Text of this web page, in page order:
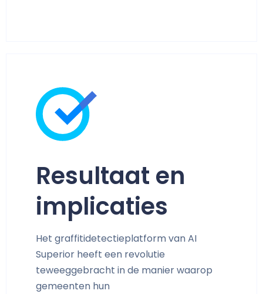
Resultaat en
implicaties
Het graffitidetectieplatform van AI
Superior heeft een revolutie
teweeggebracht in de manier waarop
gemeenten hun